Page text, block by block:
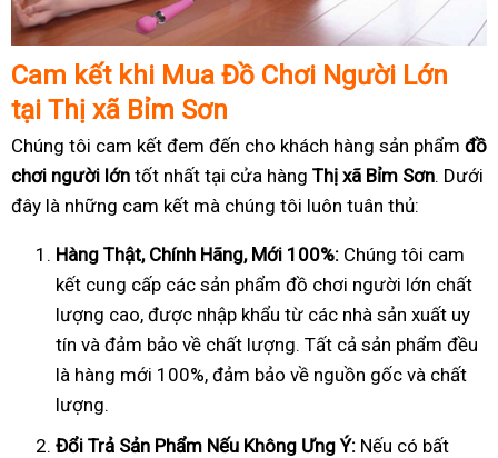
Cam kết khi Mua Đồ Chơi Người Lớn
tại Thị xã Bỉm Sơn
Chúng tôi cam kết đem đến cho khách hàng sản phẩm đồ
chơi người lớn tốt nhất tại cửa hàng Thị xã Bỉm Sơn. Dưới
đây là những cam kết mà chúng tôi luôn tuân thủ:
Hàng Thật, Chính Hãng, Mới 100%: Chúng tôi cam
kết cung cấp các sản phẩm đồ chơi người lớn chất
lượng cao, được nhập khẩu từ các nhà sản xuất uy
tín và đảm bảo về chất lượng. Tất cả sản phẩm đều
là hàng mới 100%, đảm bảo về nguồn gốc và chất
lượng.
Đổi Trả Sản Phẩm Nếu Không Ưng Ý: Nếu có bất